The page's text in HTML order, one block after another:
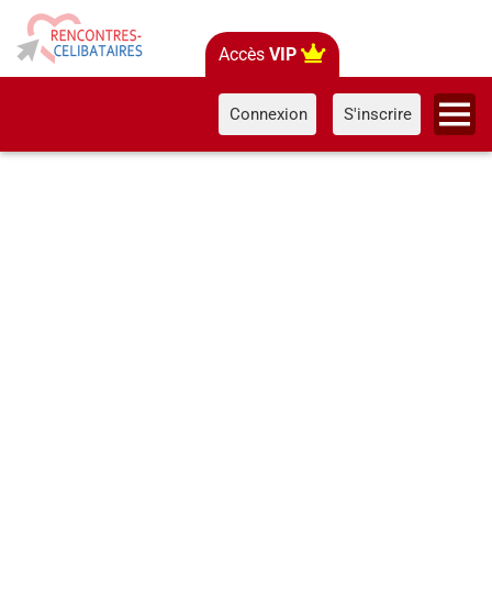
Accès VIP
Connexion S'inscrire